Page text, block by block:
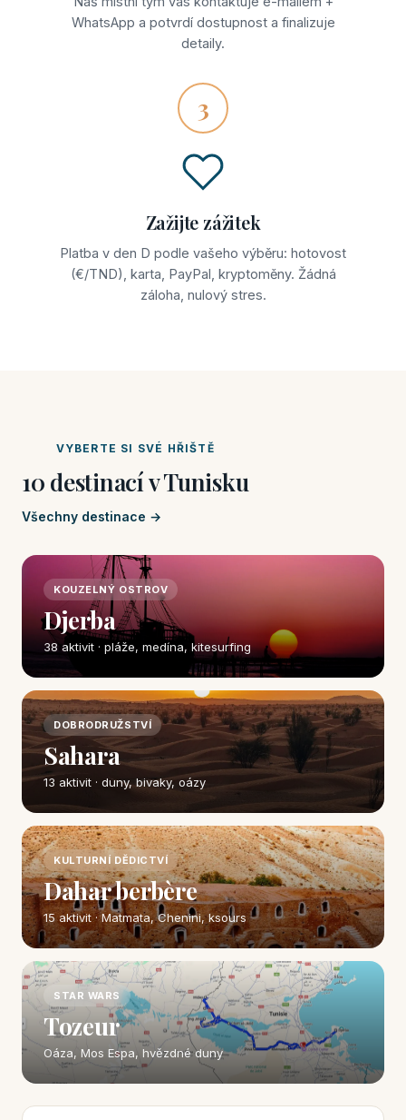
WhatsApp a potvrdí dostupnost a finalizuje
detaily.
3
Zažijte zážitek
Platba v den D podle vašeho výběru: hotovost
(€/TND), karta, PayPal, kryptoměny. Žádná
záloha, nulový stres.
VYBERTE SI SVÉ HŘIŠTĚ
10 destinací v Tunisku
Všechny destinace →
KOUZELNÝ OSTROV
Djerba
38 aktivit · pláže, medína, kitesurfing
DOBRODRUŽSTVÍ
Sahara
13 aktivit · duny, bivaky, oázy
KULTURNÍ DĚDICTVÍ
Dahar berbère
15 aktivit · Matmata, Chenini, ksours
STAR WARS
Tozeur
Oáza, Mos Espa, hvězdné duny